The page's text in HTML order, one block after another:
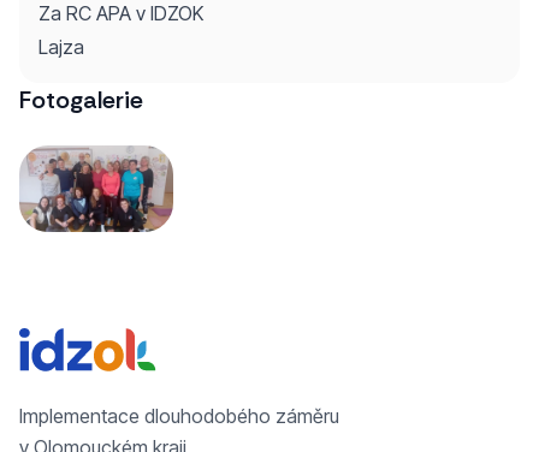
Za RC APA v IDZOK
Lajza
Fotogalerie
Implementace dlouhodobého záměru